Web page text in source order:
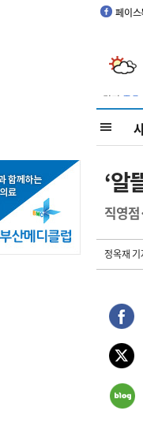
페이스
‘알
직영
정옥재 기